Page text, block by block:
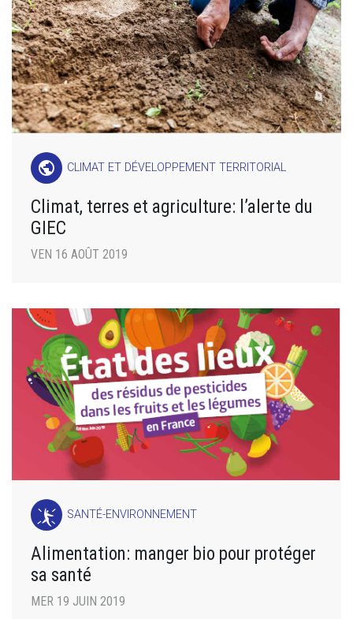
public CLIMAT ET DÉVELOPPEMENT TERRITORIAL
Climat, terres et agriculture: l’alerte du
GIEC
VEN 16 AOÛT 2019
SANTÉ-ENVIRONNEMENT
Alimentation: manger bio pour protéger
sa santé
MER 19 JUIN 2019